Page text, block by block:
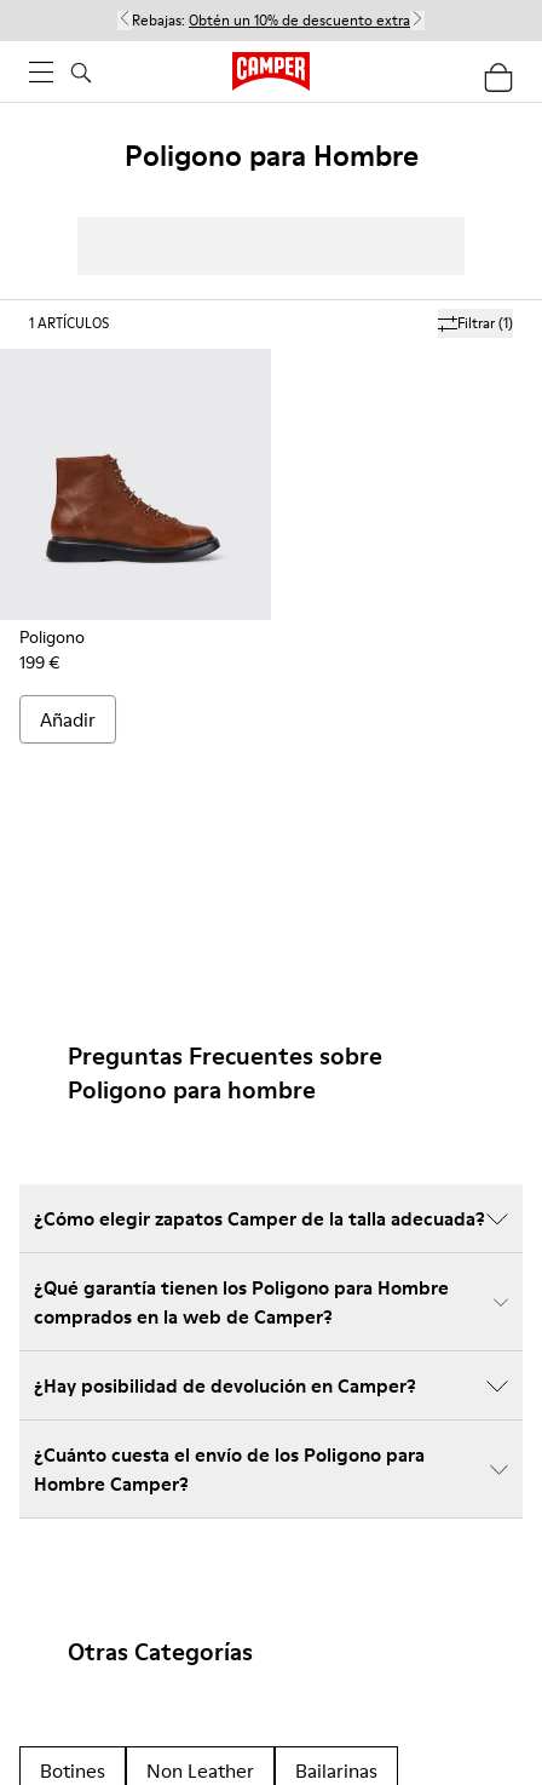
Rebajas: Obtén un 10% de descuento extra
Poligono para Hombre
Filtrar(1)
1ARTÍCULOS
Poligono
199 €
Añadir
Preguntas Frecuentes sobre
Poligono para hombre
¿Cómo elegir zapatos Camper de la talla adecuada?
¿Qué garantía tienen los Poligono para Hombre
comprados en la web de Camper?
¿Hay posibilidad de devolución en Camper?
¿Cuánto cuesta el envío de los Poligono para
Hombre Camper?
Otras Categorías
Botines Non Leather
Bailarinas